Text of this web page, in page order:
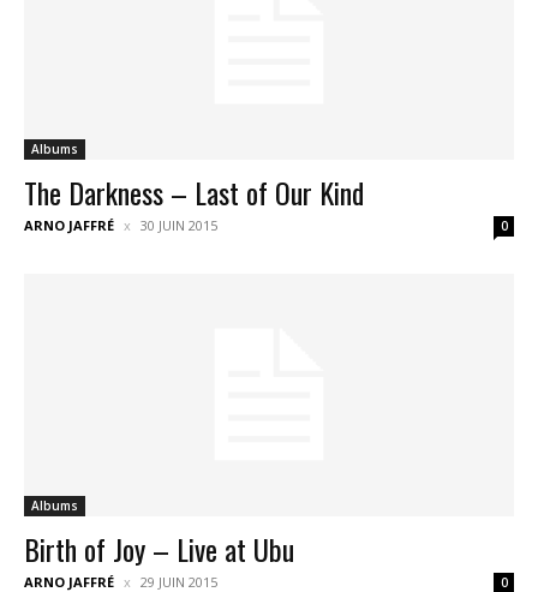
Albums
The Darkness – Last of Our Kind
ARNO JAFFRÉ 30 JUIN 2015 0
Albums
Birth of Joy – Live at Ubu
ARNO JAFFRÉ 29 JUIN 2015 0